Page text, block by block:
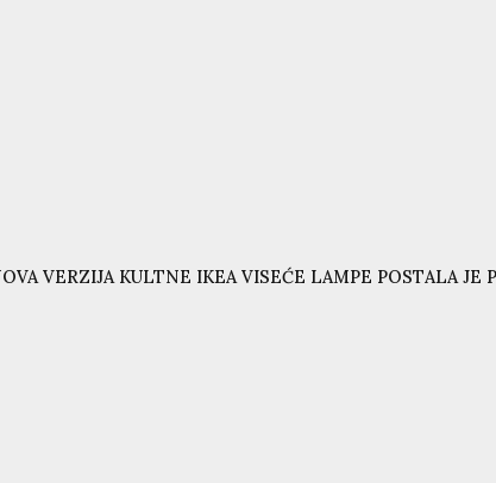
VERZIJA KULTNE IKEA VISEĆE LAMPE POSTALA JE